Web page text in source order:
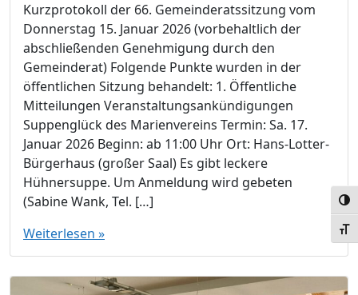
Kurzprotokoll der 66. Gemeinderatssitzung vom
Donnerstag 15. Januar 2026 (vorbehaltlich der
abschließenden Genehmigung durch den
Gemeinderat) Folgende Punkte wurden in der
öffentlichen Sitzung behandelt: 1. Öffentliche
Mitteilungen Veranstaltungsankündigungen
Suppenglück des Marienvereins Termin: Sa. 17.
Januar 2026 Beginn: ab 11:00 Uhr Ort: Hans-Lotter-
Bürgerhaus (großer Saal) Es gibt leckere
Hühnersuppe. Um Anmeldung wird gebeten
(Sabine Wank, Tel. […]
Weiterlesen »